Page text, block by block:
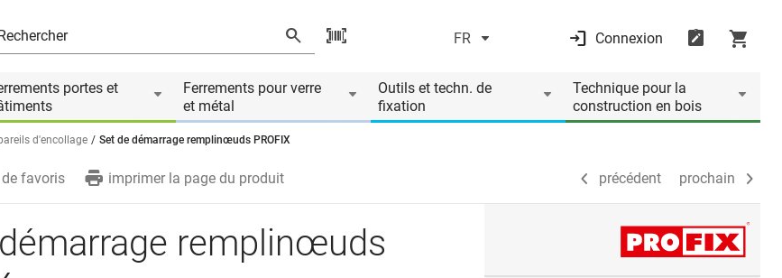
FR Connexion
portes et
Ferrements pour verre
et métal
Outils et techn. de
fixation
Technique pour la
construction en bois
d'encollage Set de démarrage remplinœuds PROFIX
précédent prochain
favoris imprimer la page du produit précédent prochain
remplinœuds